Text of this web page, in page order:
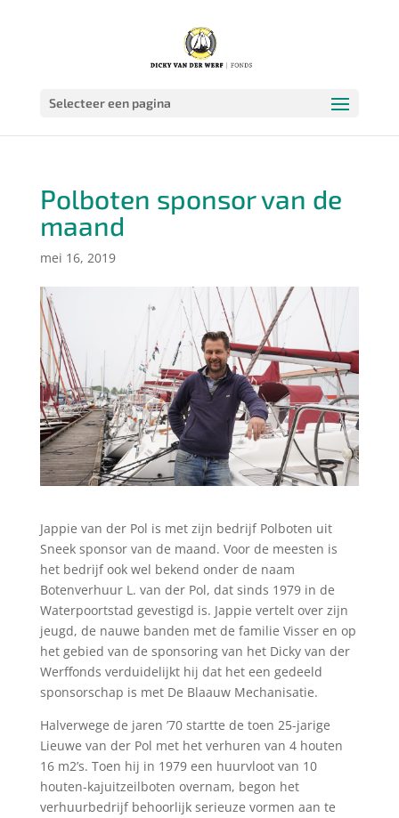
Selecteer een pagina
Polboten sponsor van de
maand
mei 16, 2019
Jappie van der Pol is met zijn bedrijf Polboten uit
Sneek sponsor van de maand. Voor de meesten is
het bedrijf ook wel bekend onder de naam
Botenverhuur L. van der Pol, dat sinds 1979 in de
Waterpoortstad gevestigd is. Jappie vertelt over zijn
jeugd, de nauwe banden met de familie Visser en op
het gebied van de sponsoring van het Dicky van der
Werffonds verduidelijkt hij dat het een gedeeld
sponsorschap is met De Blaauw Mechanisatie.
Halverwege de jaren ’70 startte de toen 25-jarige
Lieuwe van der Pol met het verhuren van 4 houten
16 m2’s. Toen hij in 1979 een huurvloot van 10
houten-kajuitzeilboten overnam, begon het
verhuurbedrijf behoorlijk serieuze vormen aan te